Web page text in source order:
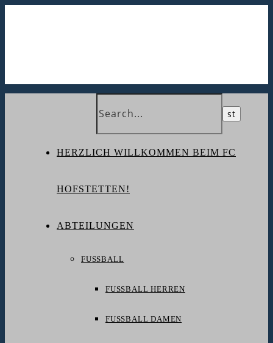
HERZLICH WILLKOMMEN BEIM FC
HOFSTETTEN!
ABTEILUNGEN
FUSSBALL
FUSSBALL HERREN
FUSSBALL DAMEN